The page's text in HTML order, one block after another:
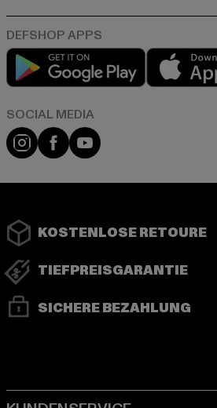
Play market
Instagram
FacebookYouTube
KOSTENLOSE RETOURE
TIEFPREISGARANTIE
SICHERE BEZAHLUNG